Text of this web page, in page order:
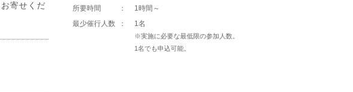
寄せくだ
所要時間 ：
1時間～
最少催行人数
： 1名
※実施に必要な最低限の参加人数。
1名でも申込可能。